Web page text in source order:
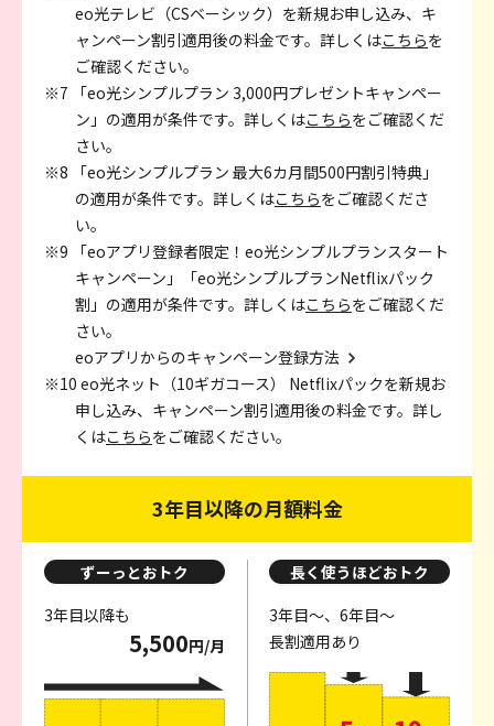
eo光テレビ（CSベーシック）を新規お申し込み、キ
ャンペーン割引適用後の料金です。詳しくはこちらを
ご確認ください。
※7 「eo光シンプルプラン 3,000円プレゼントキャンペー
ン」の適用が条件です。詳しくはこちらをご確認くだ
さい。
※8 「eo光シンプルプラン 最大6カ月間500円割引特典」
の適用が条件です。詳しくはこちらをご確認くださ
い。
※9 「eoアプリ登録者限定！eo光シンプルプランスタート
キャンペーン」「eo光シンプルプランNetflixパック
割」の適用が条件です。詳しくはこちらをご確認くだ
さい。
eoアプリからのキャンペーン登録方法
※10 eo光ネット（10ギガコース） Netflixパックを新規お
申し込み、キャンペーン割引適用後の料金です。詳し
くはこちらをご確認ください。
3年目以降の月額料金
ずーっとおトク
3年目以降も
5,500円/月
長く使うほどおトク
3年目～、6年目～
長割適用あり